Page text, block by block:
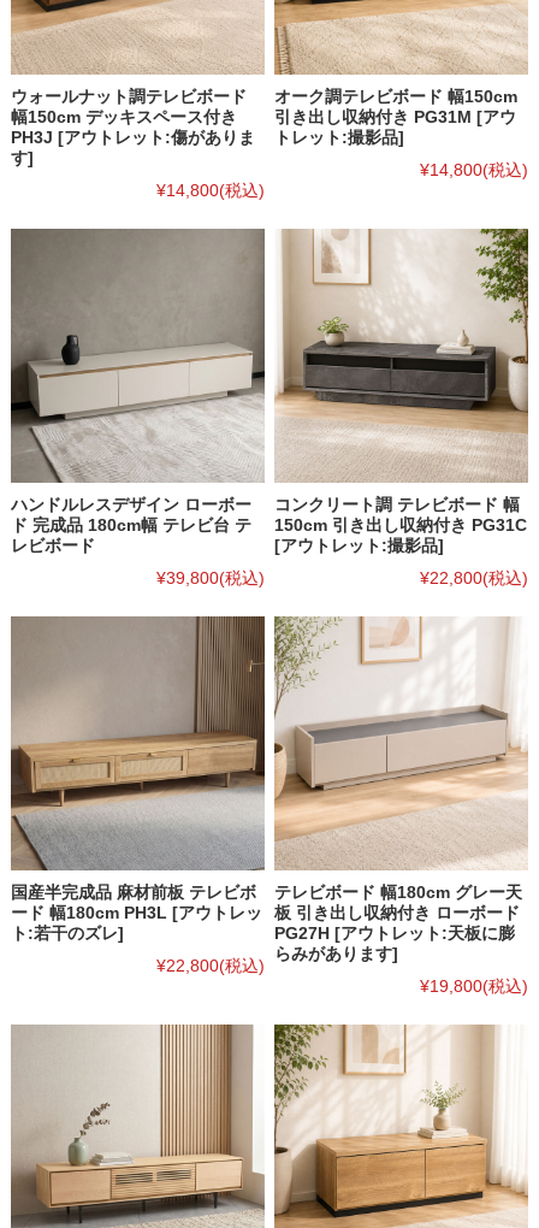
ウォールナット調テレビボード
幅150cm デッキスペース付き
PH3J [アウトレット:傷がありま
す]
¥14,800(税込)
オーク調テレビボード 幅150cm
引き出し収納付き PG31M [アウ
トレット:撮影品]
¥14,800(税込)
ハンドルレスデザイン ローボー
ド 完成品 180cm幅 テレビ台 テ
レビボード
¥39,800(税込)
コンクリート調 テレビボード 幅
150cm 引き出し収納付き PG31C
[アウトレット:撮影品]
¥22,800(税込)
国産半完成品 麻材前板 テレビボ
ード 幅180cm PH3L [アウトレッ
ト:若干のズレ]
¥22,800(税込)
テレビボード 幅180cm グレー天
板 引き出し収納付き ローボード
PG27H [アウトレット:天板に膨
らみがあります]
¥19,800(税込)